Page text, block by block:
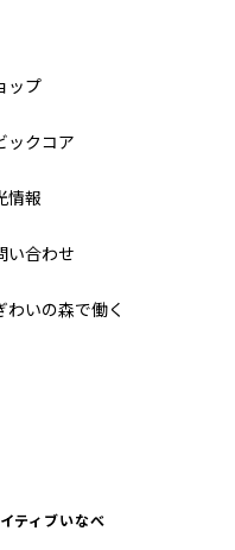
ップ
ックコア
情報
い合わせ
わいの森で働く
ティブいなべ